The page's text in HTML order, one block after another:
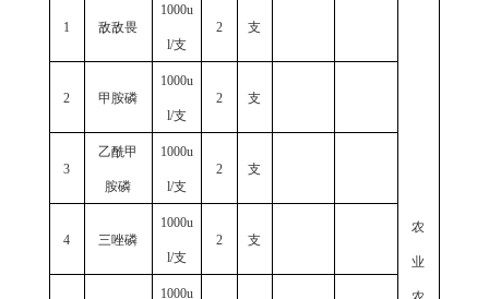
1 敌敌畏
1000u
l/支
2 支
农
业
2 甲胺磷
1000u
l/支
2 支
3
乙酰甲
胺磷
1000u
l/支
2 支
4 三唑磷
1000u
l/支
2 支
1000u